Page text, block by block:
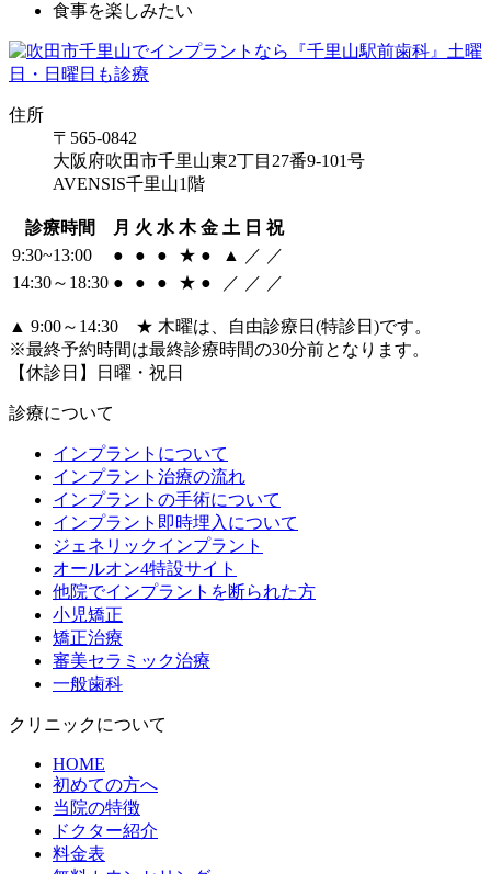
食事を楽しみたい
住所
〒565-0842
大阪府吹田市千里山東2丁目27番9-101号
AVENSIS千里山1階
診療時間 月 火 水 木 金 土 日 祝
9:30~13:00
● ● ● ★ ● ▲ ／ ／
14:30～18:30 ● ● ● ★ ● ／ ／ ／
▲ 9:00～14:30 ★ 木曜は、自由診療日(特診日)です。
※最終予約時間は最終診療時間の30分前となります。
【休診日】日曜・祝日
診療について
インプラントについて
インプラント治療の流れ
インプラントの手術について
インプラント即時埋入について
ジェネリックインプラント
オールオン4特設サイト
他院でインプラントを断られた方
小児矯正
矯正治療
審美セラミック治療
一般歯科
クリニックについて
HOME
初めての方へ
当院の特徴
ドクター紹介
料金表